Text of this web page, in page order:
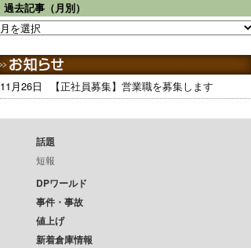
過去記事（月別）
11月26日 【正社員募集】営業職を募集します
話題
短報
DPワールド
事件・事故
値上げ
新着倉庫情報